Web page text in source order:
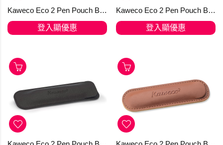
Kaweco Eco 2 Pen Pouch Black for LILIPUT
登入顯優惠
Kaweco Eco 2 Pen Pouch Black for SPORT
登入顯優惠